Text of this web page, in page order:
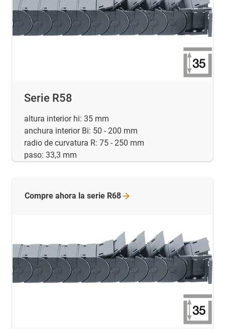
Serie R58
altura interior hi: 35 mm
anchura interior Bi: 50 - 200 mm
radio de curvatura R: 75 - 250 mm
paso: 33,3 mm
Compre ahora la serie R68